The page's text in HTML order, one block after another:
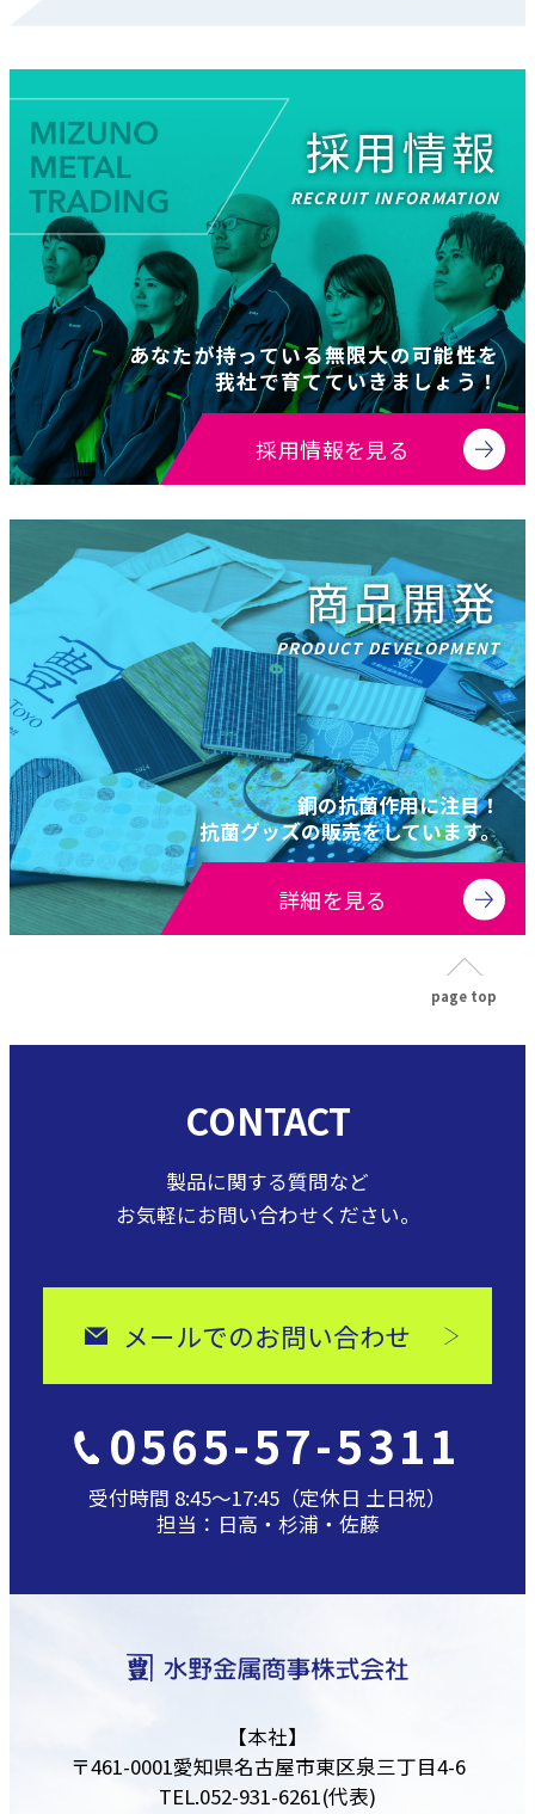
採用情報
RECRUIT INFORMATION
あなたが持っている無限大の可能性を
我社で育てていきましょう！
採用情報を見る
商品開発
PRODUCT DEVELOPMENT
銅の抗菌作用に注目！
抗菌グッズの販売をしています。
詳細を見る
page top
CONTACT
製品に関する質問など
お気軽にお問い合わせください。
メールでのお問い合わせ
0565-57-5311
受付時間 8:45〜17:45（定休日 土日祝）
担当：日高・杉浦・佐藤
【本社】
〒461-0001愛知県名古屋市東区泉三丁目4-6
TEL.052-931-6261(代表)